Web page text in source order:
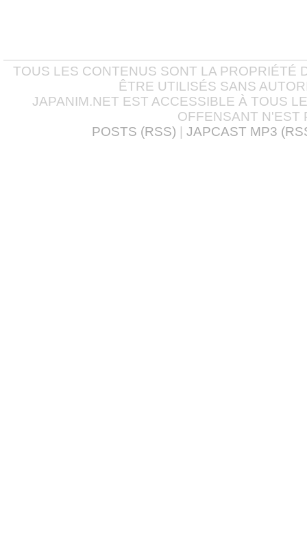
TOUS LES CONTENUS SONT LA PROPRIÉTÉ
ÊTRE UTILISÉS SANS
JAPANIM.NET EST ACCESSIBLE À TOUS
OFFENSANT N'EST
POSTS (RSS)
JAPCAST MP3